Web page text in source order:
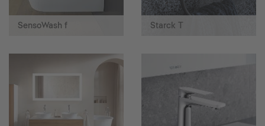
SensoWash f Starck T